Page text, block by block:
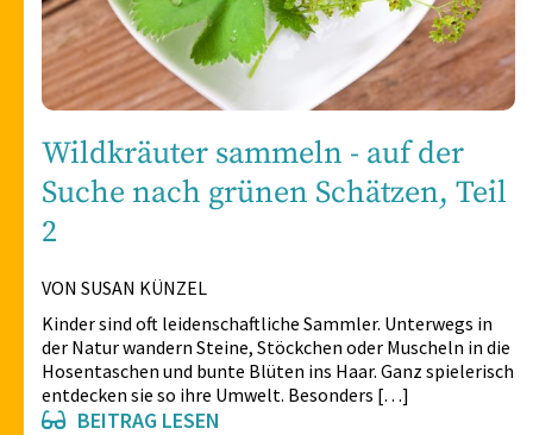
Wildkräuter sammeln - auf der
Suche nach grünen Schätzen, Teil
2
VON SUSAN KÜNZEL
Kinder sind oft leidenschaftliche Sammler. Unterwegs in
der Natur wandern Steine, Stöckchen oder Muscheln in die
Hosentaschen und bunte Blüten ins Haar. Ganz spielerisch
entdecken sie so ihre Umwelt. Besonders […]
BEITRAG LESEN